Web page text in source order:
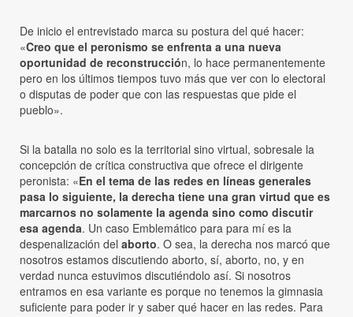
De inicio el entrevistado marca su postura del qué hacer:
«Creo que el peronismo se enfrenta a una nueva
oportunidad de reconstrucción, lo hace permanentemente
pero en los últimos tiempos tuvo más que ver con lo electoral
o disputas de poder que con las respuestas que pide el
pueblo».
Si la batalla no solo es la territorial sino virtual, sobresale la
concepción de crítica constructiva que ofrece el dirigente
peronista: «En el tema de las redes en líneas generales
pasa lo siguiente, la derecha tiene una gran virtud que es
marcarnos no solamente la agenda sino como discutir
esa agenda. Un caso Emblemático para para mí es la
despenalización del aborto. O sea, la derecha nos marcó que
nosotros estamos discutiendo aborto, sí, aborto, no, y en
verdad nunca estuvimos discutiéndolo así. Si nosotros
entramos en esa variante es porque no tenemos la gimnasia
suficiente para poder ir y saber qué hacer en las redes. Para